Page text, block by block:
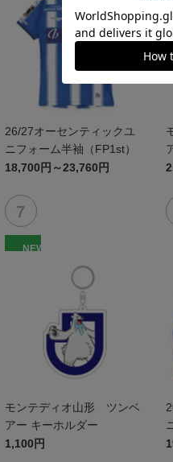
26/27オーセンティックユ
ニフォーム半袖（FP1st）
18,700円～23,760円
NEW
モンテディオ山形 ツンベ
アー キーホルダー
1,100円